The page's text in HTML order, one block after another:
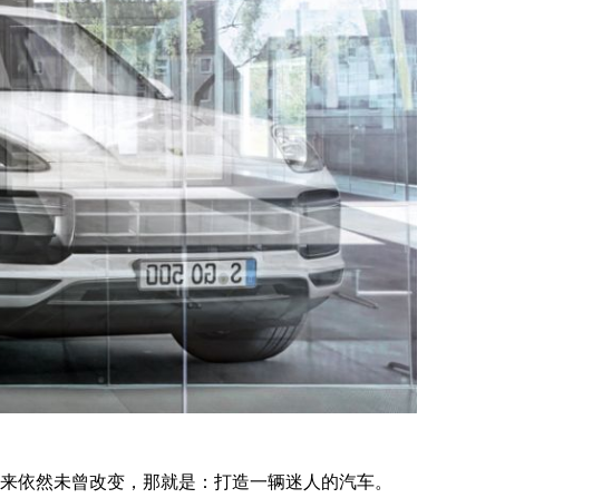
然未曾改变，那就是：打造一辆迷人的汽车。